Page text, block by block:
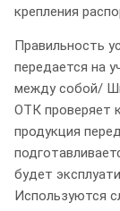
крепления
Правильность
передается на
между собой/
ОТК проверяет
продукция
будет
Используются